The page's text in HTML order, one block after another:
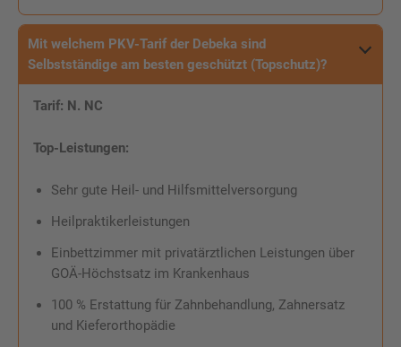
Mit welchem PKV-Tarif der Debeka sind
Selbstständige am besten geschützt (Topschutz)?
Tarif: N. NC
Top-Leistungen:
Sehr gute Heil- und Hilfsmittelversorgung
Heilpraktikerleistungen
Einbettzimmer mit privatärztlichen Leistungen über
GOÄ-Höchstsatz im Krankenhaus
100 % Erstattung für Zahnbehandlung, Zahnersatz
und Kieferorthopädie